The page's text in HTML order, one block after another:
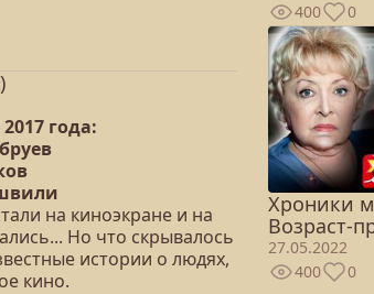
года:
на киноэкране и на
Но что скрывалось
истории о людях,
кино.
400
0
Хроники
Возраст-
27.05.2022
400
0